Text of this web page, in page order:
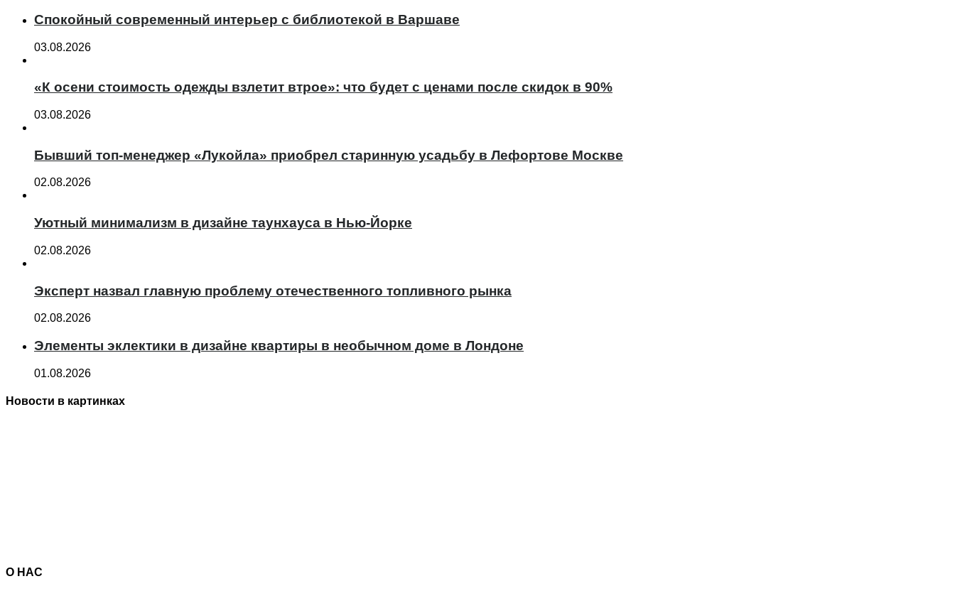
Спокойный современный интерьер с библиотекой в Варшаве
03.08.2026
«К осени стоимость одежды взлетит втрое»: что будет с ценами после скидок в 90%
03.08.2026
Бывший топ-менеджер «Лукойла» приобрел старинную усадьбу в Лефортове Москве
02.08.2026
Уютный минимализм в дизайне таунхауса в Нью-Йорке
02.08.2026
Эксперт назвал главную проблему отечественного топливного рынка
02.08.2026
Элементы эклектики в дизайне квартиры в необычном доме в Лондоне
01.08.2026
Новости в картинках
О НАС